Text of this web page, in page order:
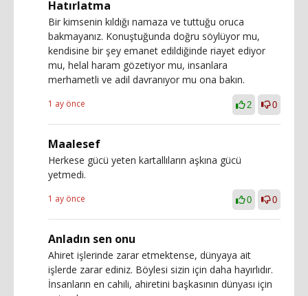
Hatırlatma
Bir kimsenin kıldığı namaza ve tuttuğu oruca
bakmayanız. Konuştuğunda doğru söylüyor mu,
kendisine bir şey emanet edildiğinde riayet ediyor
mu, helal haram gözetiyor mu, insanlara
merhametli ve adil davranıyor mu ona bakın.
1 ay önce 2 0
Maalesef
Herkese gücü yeten kartallıların aşkına gücü
yetmedi.
1 ay önce 0 0
Anladın sen onu
Ahiret işlerinde zarar etmektense, dünyaya ait
işlerde zarar ediniz. Böylesi sizin için daha hayırlıdır.
İnsanların en cahili, ahiretini başkasının dünyası için